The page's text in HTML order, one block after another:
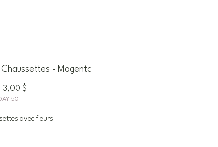
Chaussettes - Magenta
Prix
original
3,00 $
50
avec fleurs.